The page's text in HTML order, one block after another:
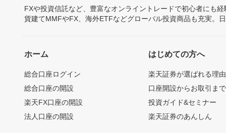
FXや投資信託など、豊富なオンライントレードで初心者にも
貨建てMMFやFX、海外ETFなどグローバル投資商品も充実。
ホーム
総合口座ログイン
総合口座の開設
楽天FX口座の開設
法人口座の開設
はじめての方へ
楽天証券が選ばれる理由
口座開設からお取引ま
投資ガイド&セミナー
楽天証券のあんしん